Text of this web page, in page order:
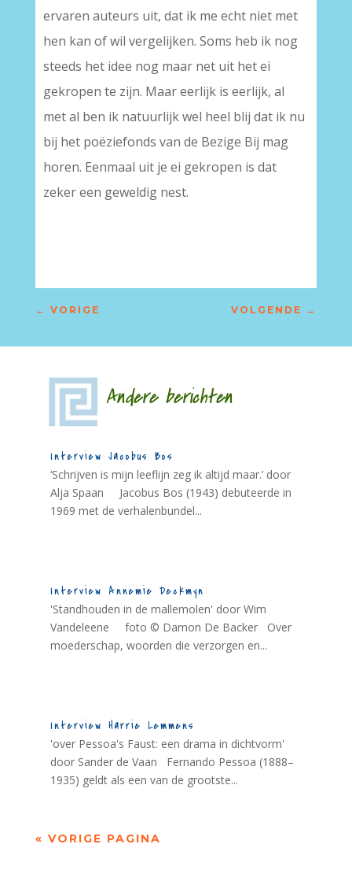
ervaren auteurs uit, dat ik me echt niet met
hen kan of wil vergelijken. Soms heb ik nog
steeds het idee nog maar net uit het ei
gekropen te zijn. Maar eerlijk is eerlijk, al
met al ben ik natuurlijk wel heel blij dat ik nu
bij het poëziefonds van de Bezige Bij mag
horen. Eenmaal uit je ei gekropen is dat
zeker een geweldig nest.
← VORIGE VOLGENDE →
Andere berichten
Interview Jacobus Bos
‘Schrijven is mijn leeflijn zeg ik altijd maar.’ door
Alja Spaan Jacobus Bos (1943) debuteerde in
1969 met de verhalenbundel...
Interview Annemie Deckmyn
'Standhouden in de mallemolen' door Wim
Vandeleene foto © Damon De Backer Over
moederschap, woorden die verzorgen en...
Interview Harrie Lemmens
'over Pessoa's Faust: een drama in dichtvorm'
door Sander de Vaan Fernando Pessoa (1888–
1935) geldt als een van de grootste...
« VORIGE PAGINA